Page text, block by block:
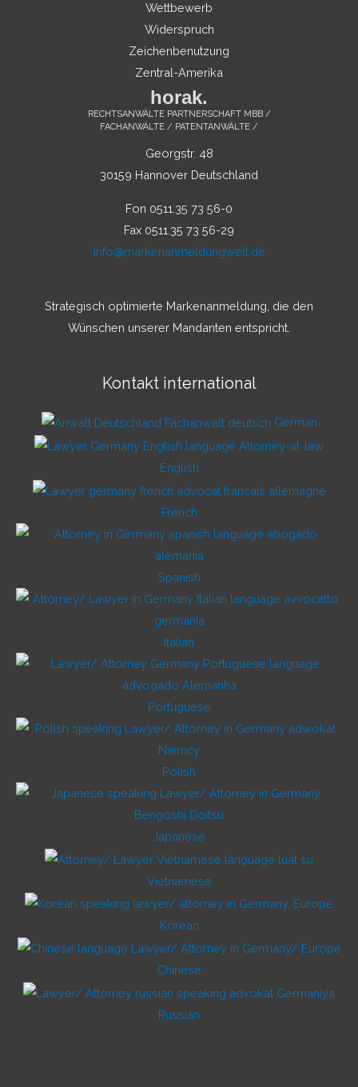
Wettbewerb
Widerspruch
Zeichenbenutzung
Zentral-Amerika
horak.
RECHTSANWÄLTE PARTNERSCHAFT MBB /
FACHANWÄLTE / PATENTANWÄLTE /
Georgstr. 48
30159 Hannover Deutschland
Fon 0511.35 73 56-0
Fax 0511.35 73 56-29
info@markenanmeldungwelt.de
Strategisch optimierte Markenanmeldung, die den
Wünschen unserer Mandanten entspricht.
Kontakt international
German
English
French
Spanish
Italian
Portuguese
Polish
Japanese
Vietnamese
Korean
Chinese
Russian